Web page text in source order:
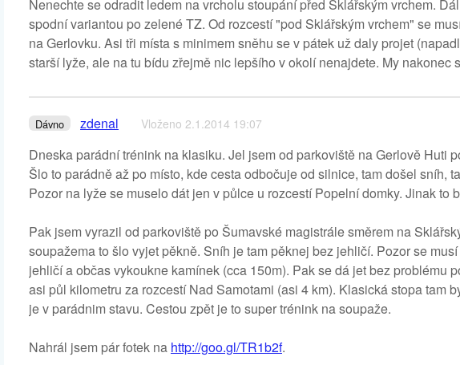
Nenechte se odradit ledem na vrcholu stoupání před Sklářským vrchem.
spodní variantou po zelené TZ. Od rozcestí "pod Sklářským vrchem" se
na Gerlovku. Asi tři místa s minimem sněhu se v pátek už daly projet
starší lyže, ale na tu bídu zřejmě nic lepšího v okolí nenajdete. My nakonec
Dávno zdenal Vloženo 2.1.2014 19:07
Dneska parádní trénink na klasiku. Jel jsem od parkoviště na Gerlově Huti
Šlo to parádně až po místo, kde cesta odbočuje od silnice, tam došel sníh,
Pozor na lyže se muselo dát jen v půlce u rozcestí Popelní domky. Jinak to
Pak jsem vyrazil od parkoviště po Šumavské magistrále směrem na
soupažema to šlo vyjet pěkně. Sníh je tam pěknej bez jehličí. Pozor se
jehličí a občas vykoukne kamínek (cca 150m). Pak se dá jet bez problému
asi půl kilometru za rozcestí Nad Samotami (asi 4 km). Klasická stopa tam
je v parádnim stavu. Cestou zpět je to super trénink na soupaže.
Nahrál jsem pár fotek na http://goo.gl/TR1b2f.